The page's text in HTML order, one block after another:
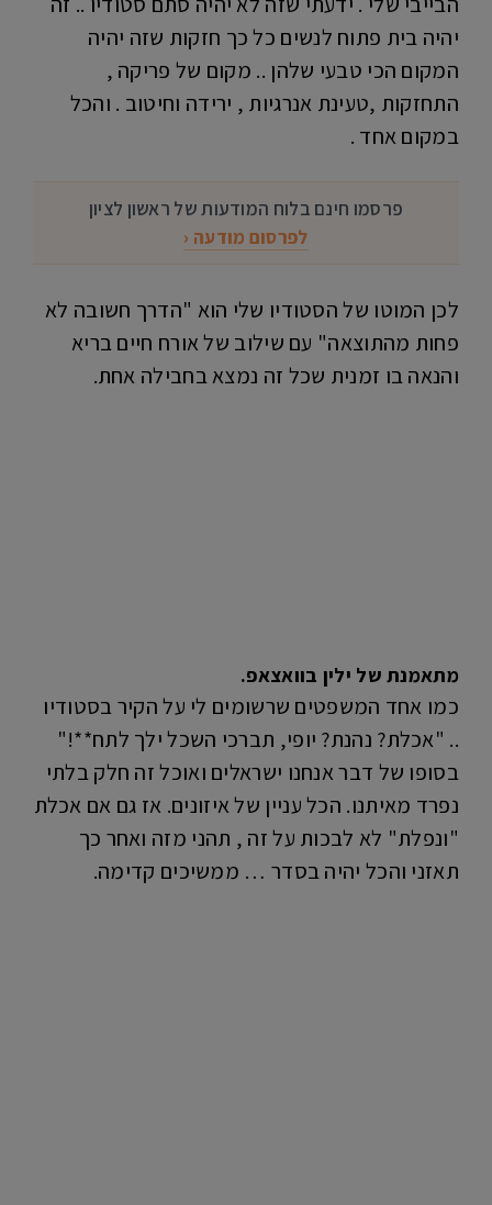
יהיה בית פתוח לנשים כל כך חזקות שזה יהיה
המקום הכי טבעי שלהן .. מקום של פריקה ,
התחזקות ,טעינת אנרגיות , ירידה וחיטוב . והכל
במקום אחד .
פרסמו חינם בלוח המודעות של ראשון לציון
לפרסום מודעה ‹
לכן המוטו של הסטודיו שלי הוא "הדרך חשובה לא
פחות מהתוצאה" עם שילוב של אורח חיים בריא
והנאה בו זמנית שכל זה נמצא בחבילה אחת.
מתאמנת של ילין בוואצאפ.
כמו אחד המשפטים שרשומים לי על הקיר בסטודיו
.. "אכלת? נהנת? יופי, תברכי השכל ילך לתח**!"
בסופו של דבר אנחנו ישראלים ואוכל זה חלק בלתי
נפרד מאיתנו. הכל עניין של איזונים. אז גם אם אכלת
"ונפלת" לא לבכות על זה , תהני מזה ואחר כך
תאזני והכל יהיה בסדר … ממשיכים קדימה.